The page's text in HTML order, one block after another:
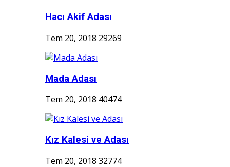
Hacı Akif Adası
Tem 20, 2018 29269
Mada Adası
Tem 20, 2018 40474
Kız Kalesi ve Adası
Tem 20, 2018 32774